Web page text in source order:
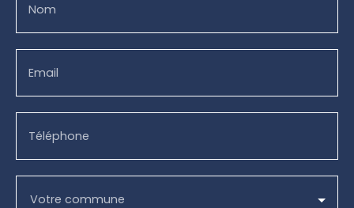
Nom
Email
Téléphone
Votre commune